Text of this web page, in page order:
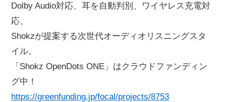
Dolby Audio対応、耳を自動判別、ワイヤレス充電対
応、
Shokzが提案する次世代オーディオリスニングスタ
イル。
「Shokz OpenDots ONE」はクラウドファンディン
グ中！
https://greenfunding.jp/focal/projects/8753